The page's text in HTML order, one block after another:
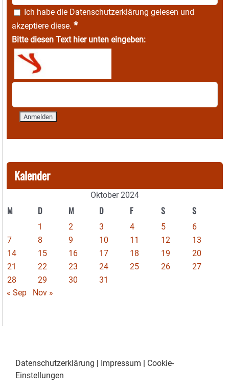
Ich habe die Datenschutzerklärung gelesen und
akzeptiere diese. *
Bitte diesen Text hier unten eingeben:
Kalender
Oktober 2024
M D M D F S S
1 2 3 4 5
6
7
8 9 10 11 12
13
14
15 16 17 18 19
20
21
22 23 24 25 26
27
28
29 30
31
« Sep
Nov »
Datenschutzerklärung | Impressum | Cookie-
Einstellungen